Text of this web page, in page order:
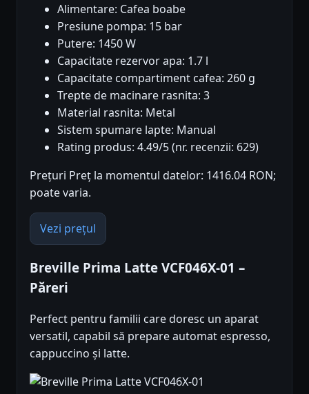
Alimentare: Cafea boabe
Presiune pompa: 15 bar
Putere: 1450 W
Capacitate rezervor apa: 1.7 l
Capacitate compartiment cafea: 260 g
Trepte de macinare rasnita: 3
Material rasnita: Metal
Sistem spumare lapte: Manual
Rating produs: 4.49/5 (nr. recenzii: 629)
Prețuri Preț la momentul datelor: 1416.04 RON;
poate varia.
Vezi prețul
Breville Prima Latte VCF046X-01 –
Păreri
Perfect pentru familii care doresc un aparat
versatil, capabil să prepare automat espresso,
cappuccino și latte.